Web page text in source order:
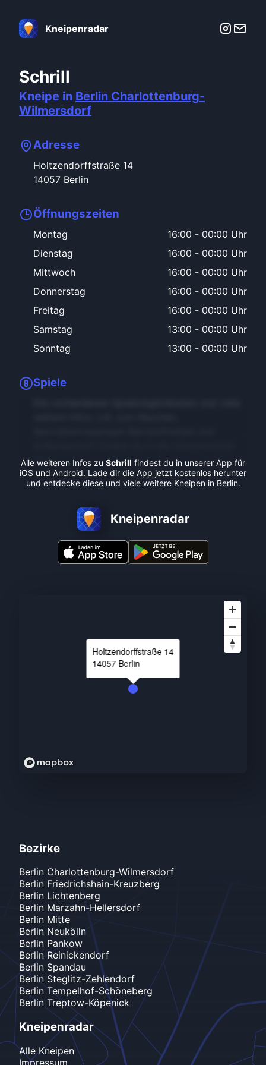
Kneipenradar
Schrill
Kneipe in Berlin Charlottenburg-
Wilmersdorf
Adresse
Holtzendorffstraße 14
14057 Berlin
Öffnungszeiten
Montag 16:00 - 00:00 Uhr
Dienstag
16:00 - 00:00 Uhr
Mittwoch
16:00 - 00:00 Uhr
Donnerstag
16:00 - 00:00 Uhr
Freitag
16:00 - 00:00 Uhr
Samstag
13:00 - 00:00 Uhr
Sonntag
13:00 - 00:00 Uhr
Spiele
App.
Alle weiteren Infos zu Schrill findest du in unserer App für
iOS und Android. Lade dir die App jetzt kostenlos herunter
und entdecke diese und viele weitere Kneipen in Berlin.
Kneipenradar
Holtzendorffstraße 14
14057 Berlin
Kneipenradar
Alle Kneipen
Impressum
Bezirke
Berlin Charlottenburg-Wilmersdorf
Berlin Friedrichshain-Kreuzberg
Berlin Lichtenberg
Berlin Marzahn-Hellersdorf
Berlin Mitte
Berlin Neukölln
Berlin Pankow
BerlinReinickendorf
Berlin Spandau
Berlin Steglitz-Zehlendorf
BerlinTempelhof-Schöneberg
Berlin Treptow-Köpenick